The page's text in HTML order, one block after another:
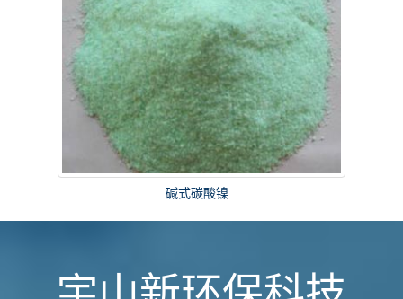
碱式碳酸镍